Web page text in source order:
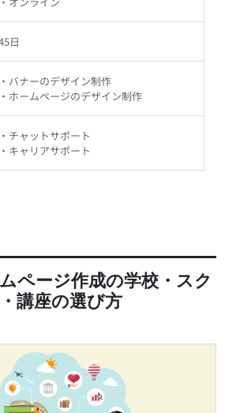
日
・バナーのデザイン制作
・ホームページのデザイン制作
・チャットサポート
・キャリアサポート
ページ作成の学校・スク
講座の選び方